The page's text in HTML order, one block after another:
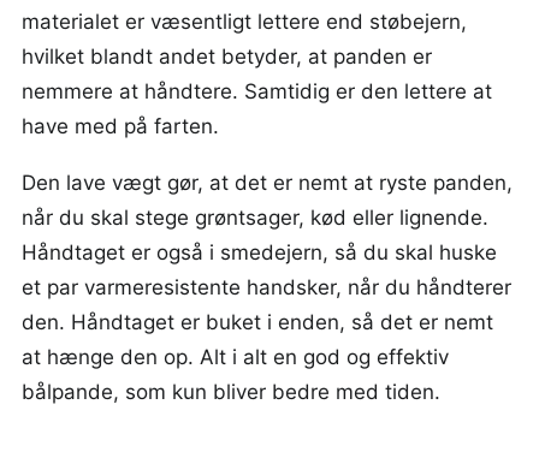
materialet er væsentligt lettere end støbejern,
hvilket blandt andet betyder, at panden er
nemmere at håndtere. Samtidig er den lettere at
have med på farten.
Den lave vægt gør, at det er nemt at ryste panden,
når du skal stege grøntsager, kød eller lignende.
Håndtaget er også i smedejern, så du skal huske
et par varmeresistente handsker, når du håndterer
den. Håndtaget er buket i enden, så det er nemt
at hænge den op. Alt i alt en god og effektiv
bålpande, som kun bliver bedre med tiden.